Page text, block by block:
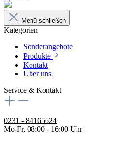
Menü schließen
Kategorien
Sonderangebote
Produkte
Kontakt
Über uns
Service & Kontakt
0231 - 84165624
Mo-Fr, 08:00 - 16:00 Uhr